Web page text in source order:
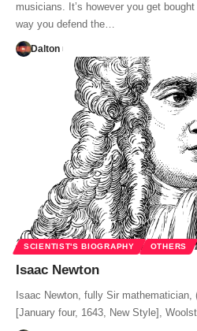
musicians. It’s however you get
way you defend the…
Dalton
SCIENTIST'S BIOGRAPHY OTHERS
Isaac Newton
Isaac Newton, fully Sir
[January four, 1643, New Style],